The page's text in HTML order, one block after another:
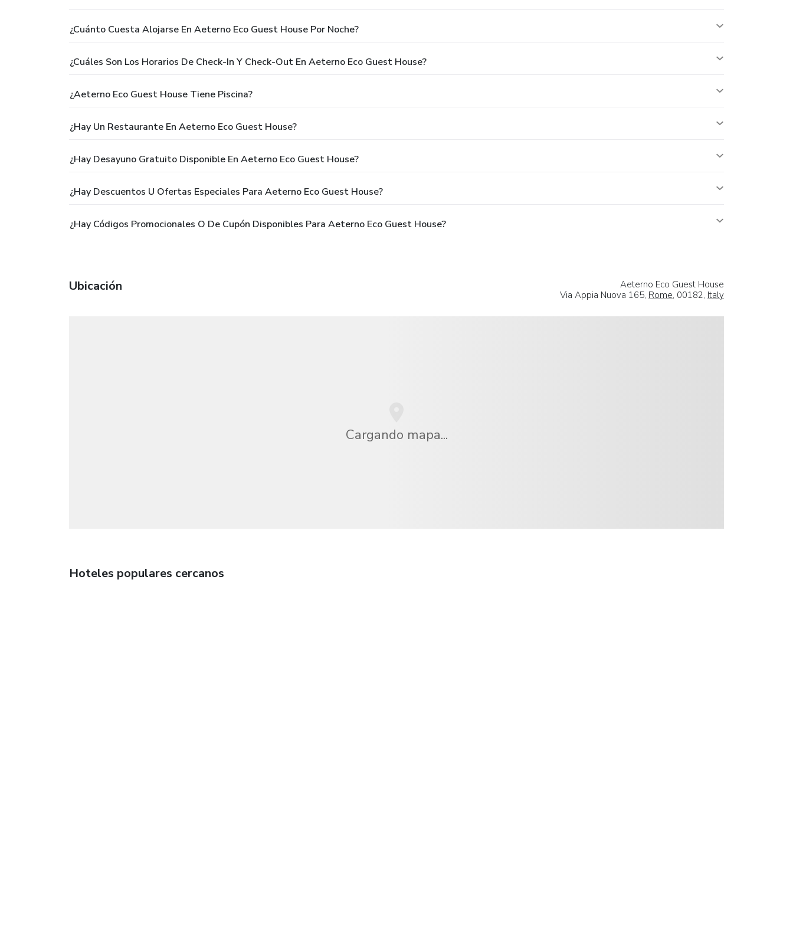
¿Cuánto Cuesta Alojarse En Aeterno Eco Guest House Por Noche?
¿Cuáles Son Los Horarios De Check-In Y Check-Out En Aeterno Eco Guest House?
¿Aeterno Eco Guest House Tiene Piscina?
¿Hay Un Restaurante En Aeterno Eco Guest House?
¿Hay Desayuno Gratuito Disponible En Aeterno Eco Guest House?
¿Hay Descuentos U Ofertas Especiales Para Aeterno Eco Guest House?
¿Hay Códigos Promocionales O De Cupón Disponibles Para Aeterno Eco Guest House?
Ubicación
Aeterno Eco Guest House
Via Appia Nuova 165, Rome, 00182, Italy
Cargando mapa...
Hoteles populares cercanos